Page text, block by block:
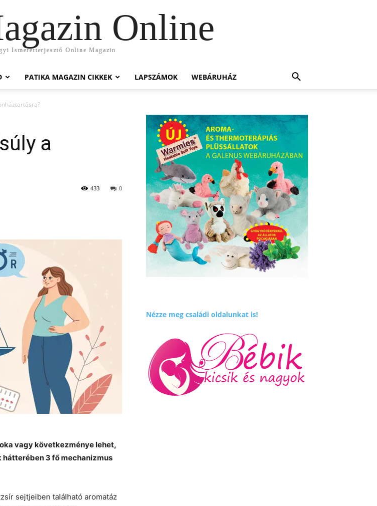
Online
Ismeretterjesztő Online Magazin
PATIKA MAGAZIN CIKKEK LAPSZÁMOK WEBÁRUHÁZ
a
0
433
vagy következménye lehet,
hátterében 3 fő mechanizmus
sejtjeiben található aromatáz
Nézze meg családi oldalunkat is!